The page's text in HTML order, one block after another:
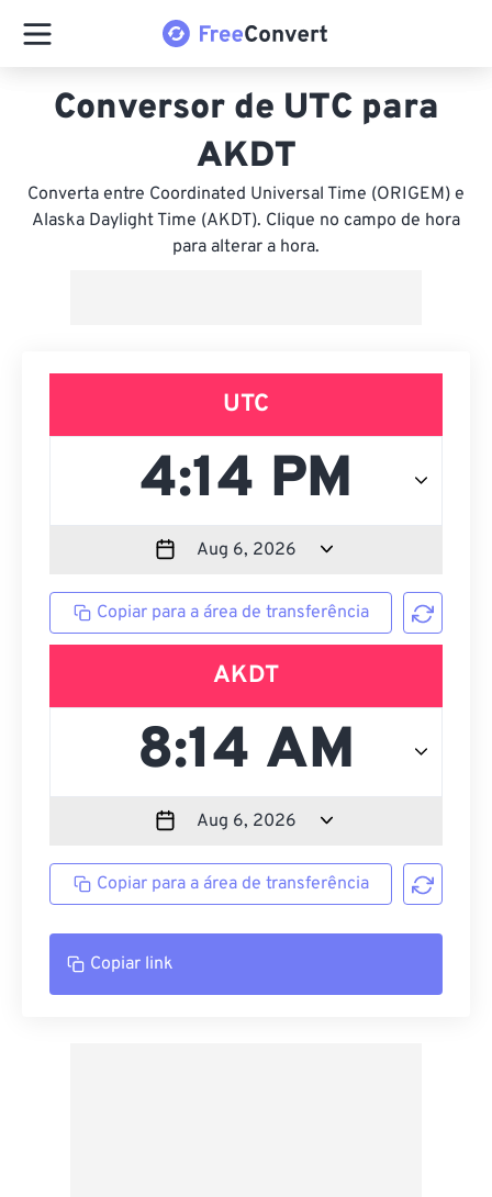
Conversor de UTC para
AKDT
Converta entre Coordinated Universal Time (ORIGEM) e
Alaska Daylight Time (AKDT). Clique no campo de hora
para alterar a hora.
UTC
Copiar para a área de transferência
AKDT
Copiar para a área de transferência
Copiar link